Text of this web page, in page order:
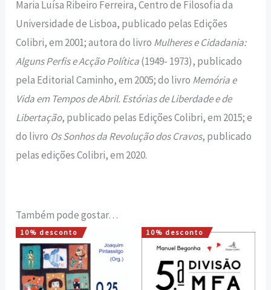
Maria Luísa Ribeiro Ferreira, Centro de Filosofia da
Universidade de Lisboa, publicado pelas Edições
Colibri, em 2001; autora do livro Mulheres e Cidadania:
Alguns Perfis e Acção Política(1949- 1973), publicado
pela Editorial Caminho, em 2005; do livro Memória e
Vida em Tempos de Abril. Estórias de Liberdade e de
Libertação, publicado pelas Edições Colibri, em 2015; e
do livro Os Sonhos da Revolução dos Cravos, publicado
pelas edições Colibri, em 2020.
Também pode gostar…
10% desconto
O
preço
original
era:
14,00 €.
O
preço
atual
é:
12,60 €.
10% desconto
O
preço
original
era:
16,00 €.
O
preço
atual
é:
14,40 €.